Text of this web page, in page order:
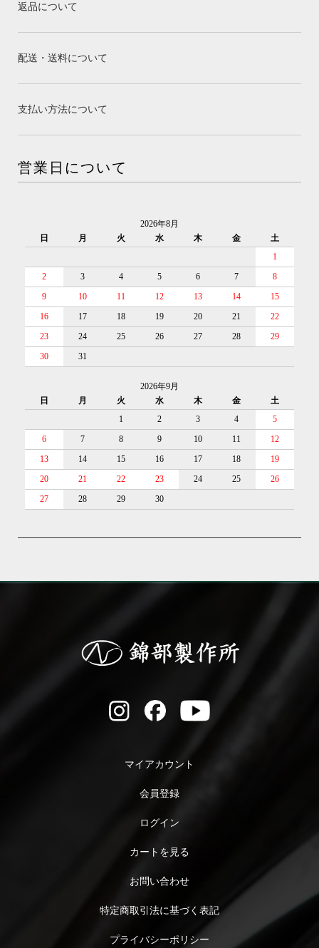
返品について
配送・送料について
支払い方法について
営業日について
2026年8月
日
月 火 水 木 金
土
1
2
3 4 5 6 7
8
9
10 11 12 13 14
15
16
17 18 19 20 21
22
23
24 25 26 27 28
29
30
31
2026年9月
日
月 火 水 木 金
土
1
2 3 4
5
6
7 8 9 10 11
12
13
14 15 16 17 18
19
20
21 22 23 24 25
26
27
28 29 30
マイアカウント
会員登録
ログイン
カートを見る
お問い合わせ
特定商取引法に基づく表記
プライバシーポリシー